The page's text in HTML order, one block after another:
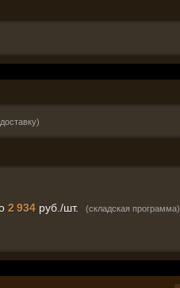
2 934 руб./шт. (складская программа)